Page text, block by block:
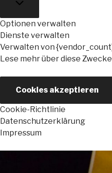
Optionen verwalten
Dienste verwalten
Verwalten von
Lese mehr über diese Zwecke
Cookies akzeptieren
Cookie-Richtlinie
Datenschutzerklärung
Impressum